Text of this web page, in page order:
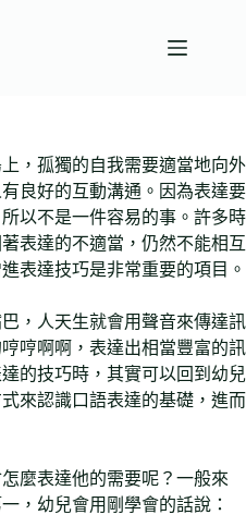
，孤獨的自我需要適當地向外
良好的互動溝通。因為表達要
以不是一件容易的事。許多時
表達的不適當，仍然不能相互
表達技巧是非常重要的項目。
，人天生就會用聲音來傳達訊
哼啊啊，表達出相當豐富的訊
的技巧時，其實可以回到幼兒
來認識口語表達的基礎，進而
麼表達他的需要呢？一般來
，幼兒會用剛學會的話說：